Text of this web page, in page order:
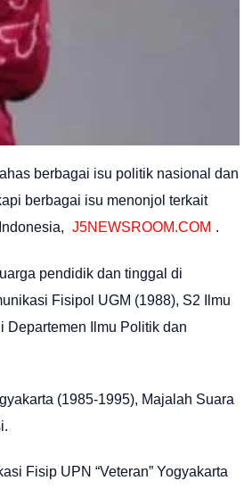
berbagai isu politik nasional dan
berbagai isu menonjol terkait
J5NEWSROOM.COM .
pendidik dan tinggal di
Fisipol UGM (1988), S2 Ilmu
Departemen Ilmu Politik dan
(1985-1995), Majalah Suara
Fisip UPN “Veteran” Yogyakarta